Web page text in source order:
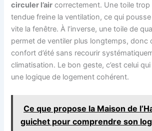
circuler l’air correctement. Une toile trop
tendue freine la ventilation, ce qui
vite la fenêtre. À l’inverse, une toile de
permet de ventiler plus longtemps, donc
confort d’été sans recourir
climatisation. Le bon geste, c’est celui
une logique de logement cohérent.
Ce que propose la Maison de
guichet pour comprendre son